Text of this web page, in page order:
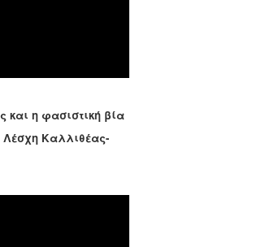
και η φασιστική βία
Λέσχη Καλλιθέας-